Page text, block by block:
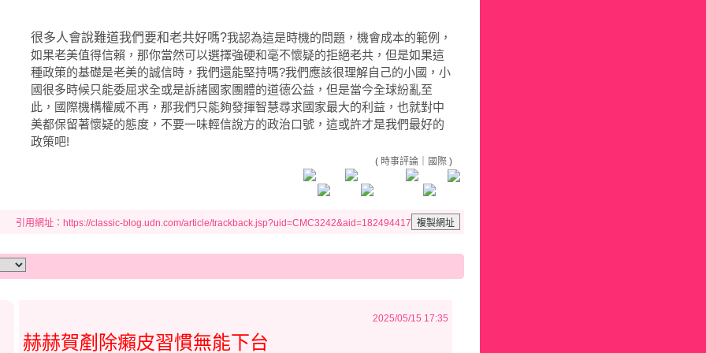
很多人會說難道我們要和老共好嗎?我認為這是時機的問題，機會成本的範例，
如果老美值得信賴，那你當然可以選擇強硬和毫不懷疑的拒絕老共，但是如果這
種政策的基礎是老美的誠信時，我們還能堅持嗎?我們應該很理解自己的小國，小
國很多時候只能委屈求全或是訴諸國家團體的道德公益，但是當今全球紛亂至
此，國際機構權威不再，那我們只能夠發揮智慧尋求國家最大的利益，也就對中
美都保留著懷疑的態度，不要一味輕信說方的政治口號，這或許才是我們最好的
政策吧!
( 時事評論 國際 )
引用網址：https://classic-blog.udn.com/article/trackback.jsp?uid=CMC3242&aid=182494417
2025/05/15 17:35
赫赫賀剷除癩皮習慣無能下台